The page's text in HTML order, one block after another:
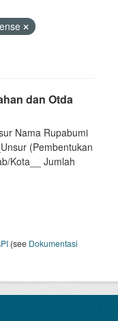
dan Otda
Nama Rupabumi
(Pembentukan
Kota__ Jumlah
(see Dokumentasi